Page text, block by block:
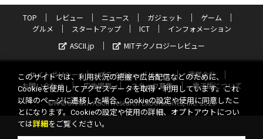
TOP レビュー ニュース ガジェット
ゲーム
グルメ
スタートアップ ICT
インフォメーション
ASCII.jp
MITテクノロジーレビュー
サイトポリシー プライバシーポリシー
運営会社
お問い合わせ
広告掲載 スタッフ募集
電子版について
©KADOKAWA ASCII Research Laboratories, Inc. 2026
このサイトでは、利用状況の把握や広告配信などのために、
Cookieを使用してアクセスデータを取得・利用しています。これ
以降のページに遷移した場合、Cookieの設定や使用に同意したこ
とになります。Cookieの設定や使用の詳細、オプトアウトについ
ては詳細 をご覧ください。